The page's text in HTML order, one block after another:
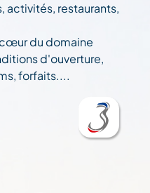
activités, restaurants,
du domaine
d'ouverture,
forfaits....